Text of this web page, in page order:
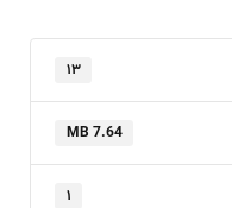
۱۳
7.64 MB
۱